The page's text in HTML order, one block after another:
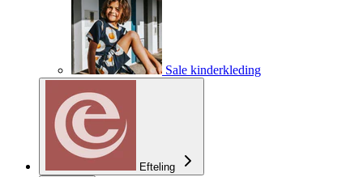
Sale kinderkleding
Efteling